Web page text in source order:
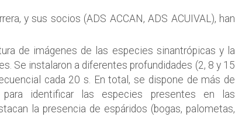
y sus socios (ADS ACCAN, ADS ACUIVAL), han
de imágenes de las especies sinantrópicas y la
Se instalaron a diferentes profundidades (2, 8 y 15
cada 20 s. En total, se dispone de más de
identificar las especies presentes en las
la presencia de espáridos (bogas, palometas,